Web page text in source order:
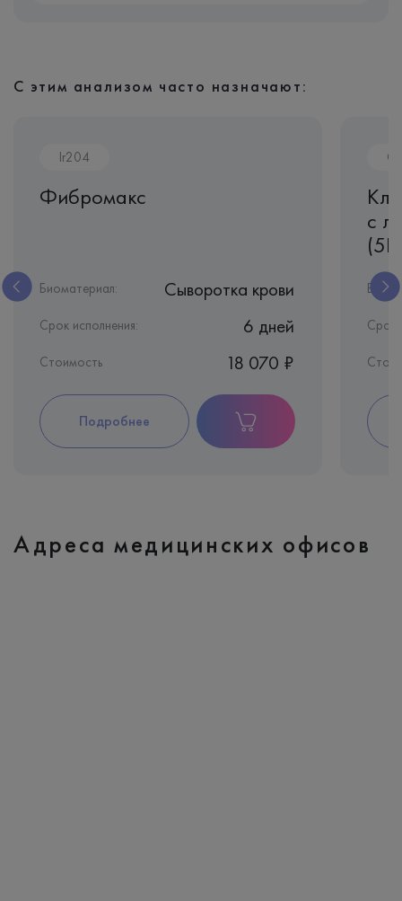
С этим анализом часто назначают:
Ir204
Фибромакс
Биоматериал: Сыворотка крови
Срок исполнения: 6 дней
Стоимость 18 070 ₽
Подробнее
с
Срок
Адреса медицинских офисов